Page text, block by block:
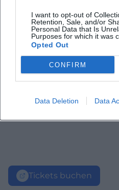
I want to opt-out of
Retention, Sale, and/or
Personal Data that Is
Purposes for which it was
Opted Out
CONFIRM
Data Deletion Data
Tickets buchen